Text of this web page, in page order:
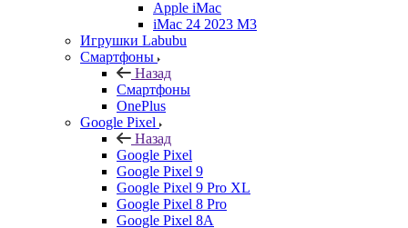
Apple iMac
iMac 24 2023 M3
Игрушки Labubu
Смартфоны
Назад
Смартфоны
OnePlus
Google Pixel
Назад
Google Pixel
Google Pixel 9
Google Pixel 9 Pro XL
Google Pixel 8 Pro
Google Pixel 8A